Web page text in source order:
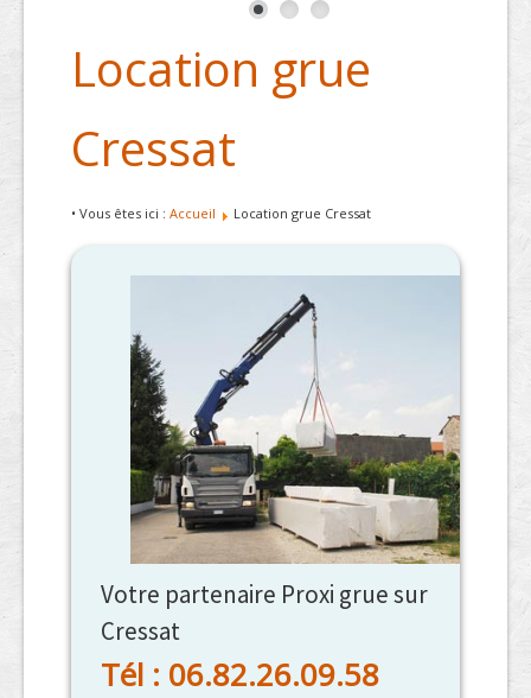
Location grue
Cressat
• Vous êtes ici : Accueil Location grue Cressat
Votre partenaire Proxi grue sur
Cressat
Tél : 06.82.26.09.58